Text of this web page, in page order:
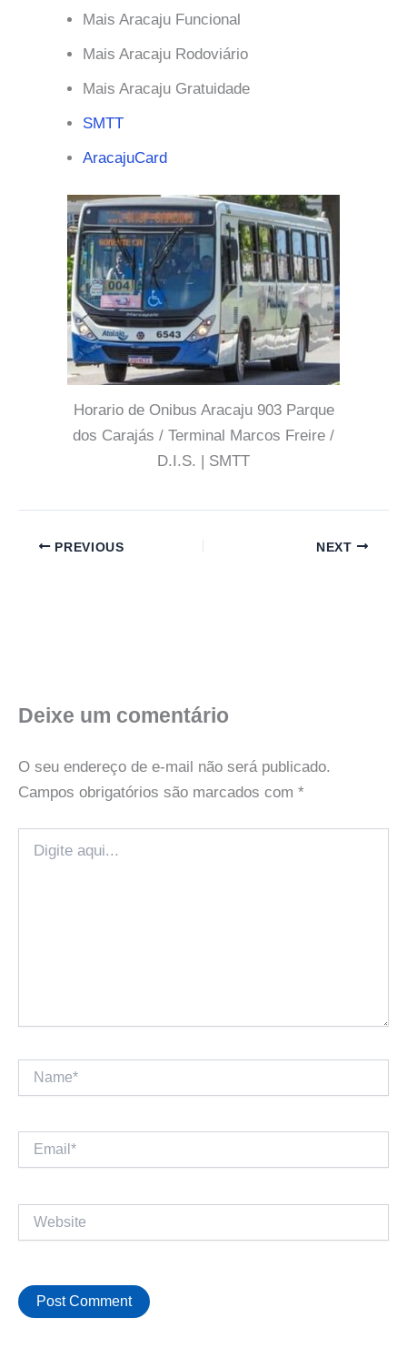
Mais Aracaju Funcional
Mais Aracaju Rodoviário
Mais Aracaju Gratuidade
SMTT
AracajuCard
Horario de Onibus Aracaju 903 Parque
dos Carajás / Terminal Marcos Freire /
D.I.S. | SMTT
PREVIOUS NEXT
Deixe um comentário
O seu endereço de e-mail não será publicado.
Campos obrigatórios são marcados com *
aqui...
Email*